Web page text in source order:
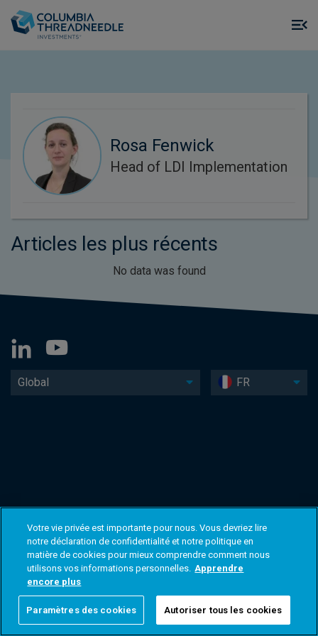
Rosa Fenwick
Head of LDI Implementation
Articles les plus récents
No data was found
Global FR
Votre vie privée est importante pour nous. Vous devriez lire
notre déclaration de confidentialité et notre politique en
matière de cookies pour mieux comprendre comment nous
utilisons vos informations personnelles. Apprendre
encore plus
Paramètres des cookies Autoriser tous les cookies